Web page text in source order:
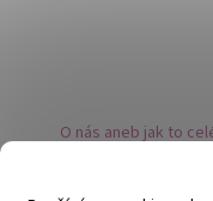
O nás aneb jak to
Kovy a puncovní